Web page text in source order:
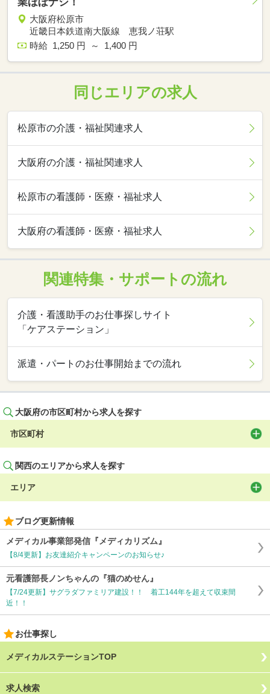
業ほぼナシ！
大阪府松原市
近畿日本鉄道南大阪線 恵我ノ荘駅
時給 1,250 円 ～ 1,400 円
同じエリアの求人
松原市の介護・福祉関連求人
大阪府の介護・福祉関連求人
松原市の看護師・医療・福祉求人
大阪府の看護師・医療・福祉求人
関連特集・サポートの流れ
介護・看護助手のお仕事探しサイト
「ケアステーション」
派遣・パートのお仕事開始までの流れ
大阪府の市区町村から求人を探す
市区町村
関西のエリアから求人を探す
エリア
ブログ更新情報
メディカル事業部発信『メディカリズム』
【8/4更新】お友達紹介キャンペーンのお知らせ♪
元看護部長ノンちゃんの『猫のめせん』
【7/24更新】サグラダファミリア建設！！ 着工144年を超えて収束間
近！！
お仕事探し
メディカルステーションTOP
求人検索